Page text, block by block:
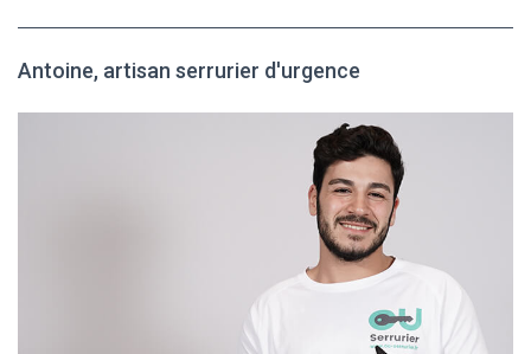
Antoine, artisan serrurier d'urgence